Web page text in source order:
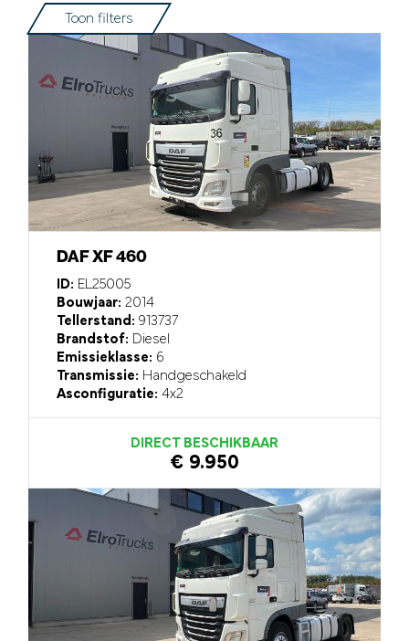
Toon filters
DAF XF 460
ID: EL25005
Bouwjaar: 2014
Tellerstand: 913737
Brandstof: Diesel
Emissieklasse: 6
Transmissie: Handgeschakeld
Asconfiguratie: 4x2
DIRECT BESCHIKBAAR
€ 9.950